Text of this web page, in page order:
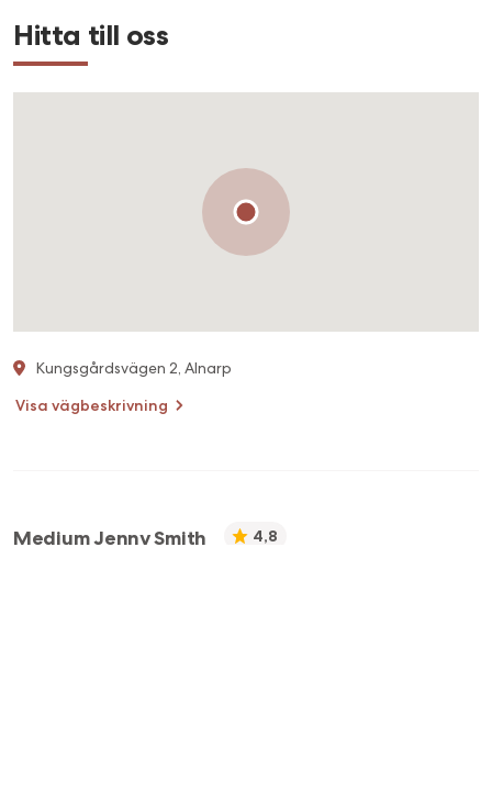
Hitta till oss
Kungsgårdsvägen 2, Alnarp
Visa vägbeskrivning
Medium Jenny Smith 4,8